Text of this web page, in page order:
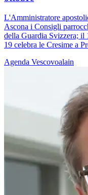
L'Amministratore
Ascona i Consigli
della Guardia Svizzera;
19 celebra le Cresime a
Agenda Vescovoalain